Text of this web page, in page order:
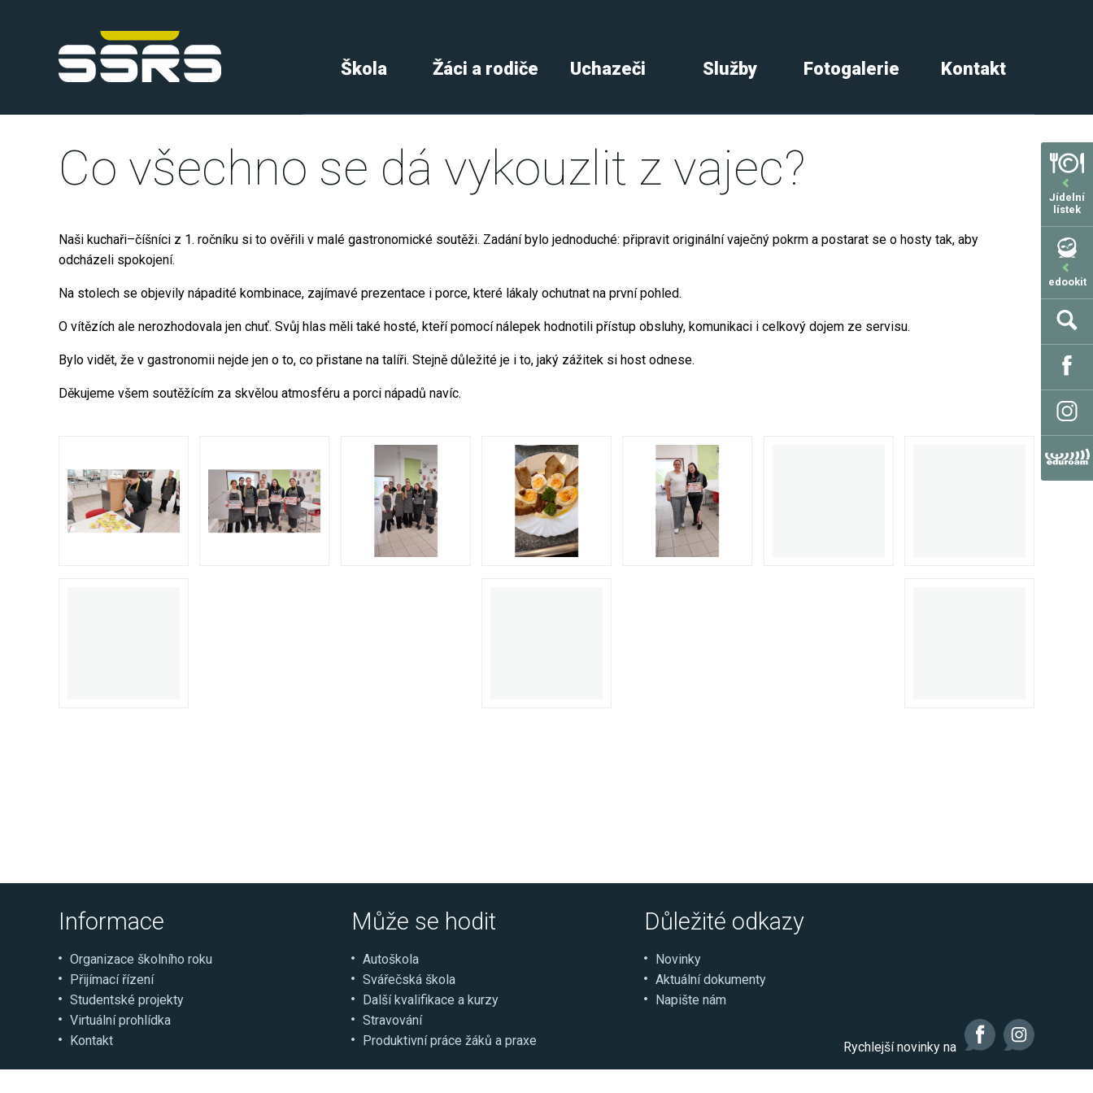
Jídelní
lístek
edookit
Škola Žáci a rodiče Uchazeči Služby Fotogalerie Kontakt
Co všechno se dá vykouzlit z vajec?
Naši kuchaři–číšníci z 1. ročníku si to ověřili v malé gastronomické soutěži. Zadání bylo jednoduché: připravit originální vaječný pokrm a postarat se o hosty tak, aby
odcházeli spokojení.
Na stolech se objevily nápadité kombinace, zajímavé prezentace i porce, které lákaly ochutnat na první pohled.
O vítězích ale nerozhodovala jen chuť. Svůj hlas měli také hosté, kteří pomocí nálepek hodnotili přístup obsluhy, komunikaci i celkový dojem ze servisu.
Bylo vidět, že v gastronomii nejde jen o to, co přistane na talíři. Stejně důležité je i to, jaký zážitek si host odnese.
Děkujeme všem soutěžícím za skvělou atmosféru a porci nápadů navíc.
Informace
Organizace školního roku
Přijímací řízení
Studentské projekty
Virtuální prohlídka
Kontakt
Může se hodit
Autoškola
Svářečská škola
Další kvalifikace a kurzy
Stravování
Produktivní práce žáků a praxe
Důležité odkazy
Novinky
Aktuální dokumenty
Napište nám
Rychlejší novinky na